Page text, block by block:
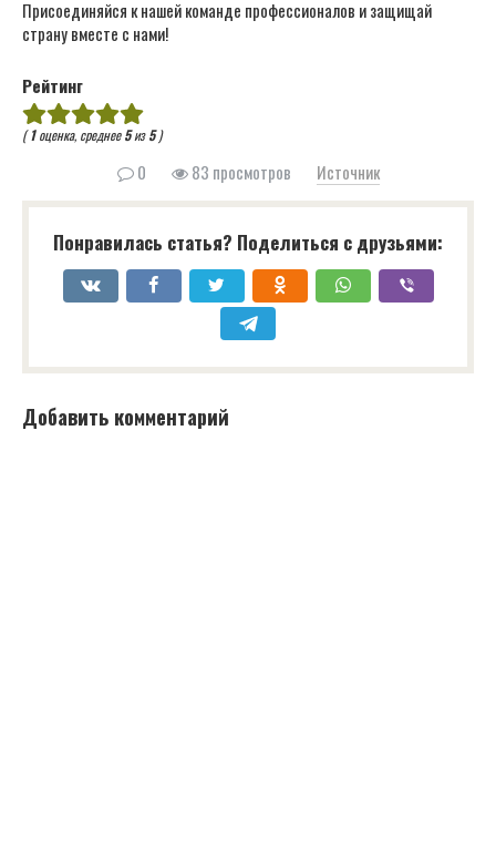
Присоединяйся к нашей команде профессионалов и защищай
страну вместе с нами!
Рейтинг
(1оценка, среднее5из5)
0 83 просмотров Источник
Понравилась статья? Поделиться с друзьями:
Добавить комментарий